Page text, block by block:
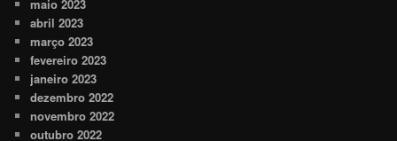
maio 2023
abril 2023
março 2023
fevereiro 2023
janeiro 2023
dezembro 2022
novembro 2022
outubro 2022